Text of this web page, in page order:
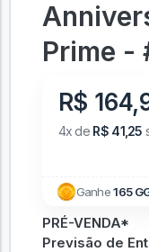
Prime -
R$
4x de R$ 41,25
Ganhe165
PRÉ-VENDA*
Previsão de